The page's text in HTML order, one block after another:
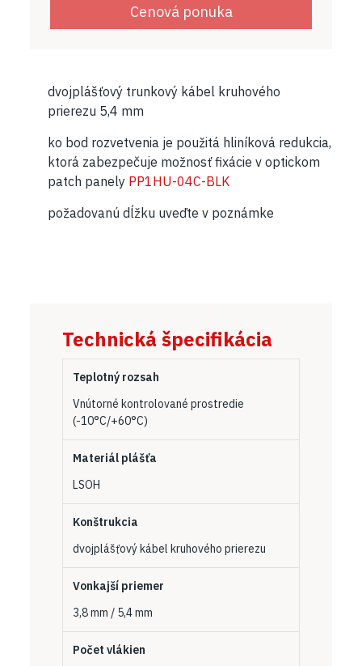
Cenová ponuka
dvojplášťový trunkový kábel kruhového
prierezu 5,4 mm
ko bod rozvetvenia je použitá hliníková redukcia,
ktorá zabezpečuje možnosť fixácie v optickom
patch panely PP1HU-04C-BLK
požadovanú dĺžku uveďte v poznámke
Technická špecifikácia
Teplotný rozsah
Vnútorné kontrolované prostredie
(-10°C/+60°C)
Materiál plášťa
LSOH
Konštrukcia
dvojplášťový kábel kruhového prierezu
Vonkajší priemer
3,8 mm / 5,4 mm
Počet vlákien